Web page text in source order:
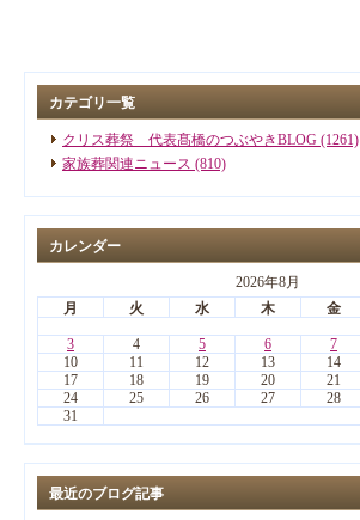
カテゴリ一覧
クリス葬祭 代表髙橋のつぶやきBLOG (1261)
家族葬関連ニュース (810)
カレンダー
2026年8月
月
火 水 木 金
3
4 5 6 7
10
11 12 13 14
17
18 19 20 21
24
25 26 27 28
31
最近のブログ記事